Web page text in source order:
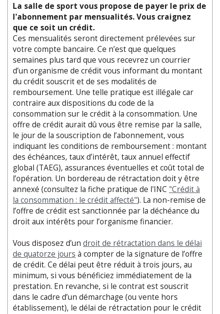
La salle de sport vous propose de payer le prix de
l'abonnement par mensualités. Vous craignez
que ce soit un crédit.
Ces mensualités seront directement prélevées sur
votre compte bancaire. Ce n’est que quelques
semaines plus tard que vous recevrez un courrier
d’un organisme de crédit vous informant du montant
du crédit souscrit et de ses modalités de
remboursement. Une telle pratique est illégale car
contraire aux dispositions du code de la
consommation sur le crédit à la consommation. Une
offre de crédit aurait dû vous être remise par la salle,
le jour de la souscription de l’abonnement, vous
indiquant les conditions de remboursement : montant
des échéances, taux d’intérêt, taux annuel effectif
global (TAEG), assurances éventuelles et coût total de
l’opération. Un bordereau de rétractation doit y être
annexé (consultez la fiche pratique de l'INC "Crédit à
la consommation : le crédit affecté"). La non-remise de
l’offre de crédit est sanctionnée par la déchéance du
droit aux intérêts pour l’organisme financier.
Vous disposez d’un droit de rétractation dans le délai
de quatorze jours à compter de la signature de l’offre
de crédit. Ce délai peut être réduit à trois jours, au
minimum, si vous bénéficiez immédiatement de la
prestation. En revanche, si le contrat est souscrit
dans le cadre d’un démarchage (ou vente hors
établissement), le délai de rétractation pour le crédit